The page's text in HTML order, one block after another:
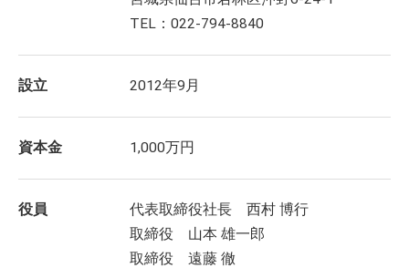
TEL：022-794-8840
設立 2012年9月
資本金 1,000万円
役員
代表取締役社長 西村 博行
取締役 山本 雄一郎
取締役 遠藤 徹